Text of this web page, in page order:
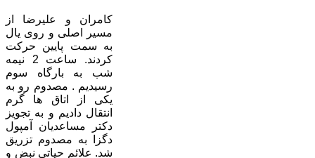
کامران و علیرضا از
مسیر اصلی و روی یال
به سمت پایین حرکت
کردند. ساعت 2 نیمه
شب به بارگاه سوم
رسیدیم . مصدوم رو به
یکی از اتاق ها گرم
انتقال دادیم و به تجویز
دکتر مساعدیان آمپول
دگزا به مصدوم تزریق
شد. علائم حیاتی نبض و